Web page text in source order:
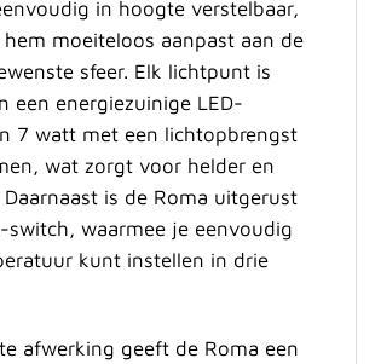
in hoogte verstelbaar,
moeiteloos aanpast aan de
sfeer. Elk lichtpunt is
een energiezuinige LED-
7 watt met een lichtopbrengst
wat zorgt voor helder en
is de Roma uitgerust
switch, waarmee je eenvoudig
kunt instellen in drie
afwerking geeft de Roma een